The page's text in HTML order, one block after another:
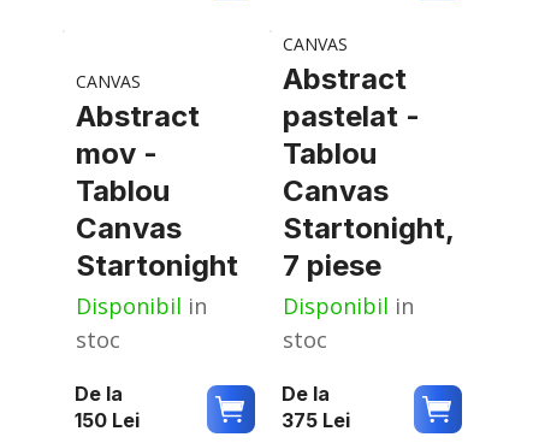
CANVAS
Abstract
mov -
Tablou
Canvas
Startonight
Disponibil in
stoc
De la
150 Lei
CANVAS
Abstract
pastelat -
Tablou
Canvas
Startonight,
7 piese
Disponibil in
stoc
De la
375 Lei